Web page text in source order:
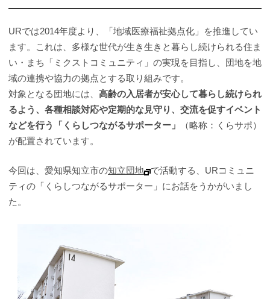
URでは2014年度より、「地域医療福祉拠点化」を推進してい
ます。これは、多様な世代が生き生きと暮らし続けられる住ま
い・まち「ミクストコミュニティ」の実現を目指し、団地を地
域の連携や協力の拠点とする取り組みです。
対象となる団地には、 高齢の入居者が安心して暮らし続けられ
るよう、各種相談対応や定期的な見守り、交流を促すイベント
などを行う「くらしつながるサポーター」
（略称：くらサポ）
が配置されています。
今回は、愛知県知立市の知立団地
で活動する、URコミュニ
ティの「くらしつながるサポーター」にお話をうかがいまし
た。